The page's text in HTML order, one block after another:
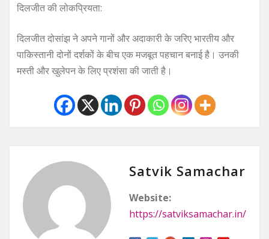
दिलजीत की लोकप्रियता:
दिलजीत दोसांझ ने अपने गानों और अदाकारी के जरिए भारतीय और
पाकिस्तानी दोनों दर्शकों के बीच एक मजबूत पहचान बनाई है। उनकी
मस्ती और खुलेपन के लिए प्रशंसा की जाती है।
Satvik Samachar
Website:
https://satviksamachar.in/